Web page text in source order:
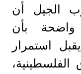
الجيل أن
واضحة بأن
استمرار
الفلسطينية،